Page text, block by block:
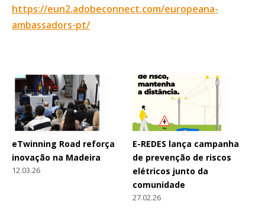
https://eun2.adobeconnect.com/europeana-
ambassadors-pt/
eTwinning Road reforça
inovação na Madeira
12.03.26
E-REDES lança campanha
de prevenção de riscos
elétricos junto da
comunidade
27.02.26